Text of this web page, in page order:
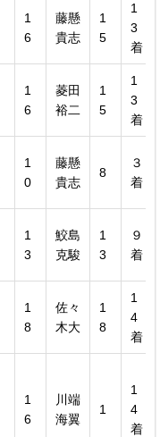
1
6
藤懸
貴志
1
5
1
3
着
1
6
菱田
裕二
1
5
1
3
着
1
0
藤懸
貴志
8
３
着
1
3
鮫島
克駿
1
3
９
着
1
8
佐々
木大
1
8
1
4
着
1
6
川端
海翼
1
1
4
着